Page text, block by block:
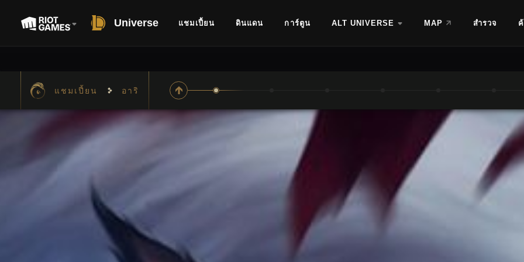
แชมเปี้ยน อาริ
Universe แชมเปี้ยน ดินแดน การ์ตูน ALT UNIVERSE MAP สำรวจ